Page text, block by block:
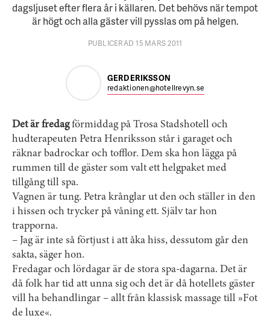
dagsljuset efter flera år i källaren. Det behövs när tempot
är högt och alla gäster vill pysslas om på helgen.
PUBLICERAD 15 MARS 2011
GERD ERIKSSON
redaktionen@hotellrevyn.se
Det är fredagförmiddag på Trosa Stadshotell och
hudterapeuten Petra Henriksson står i garaget och
räknar badrockar och tofflor. Dem ska hon lägga på
rummen till de gäster som valt ett helgpaket med
tillgång till spa.
Vagnen är tung. Petra krånglar ut den och ställer in den
i hissen och trycker på våning ett. Själv tar hon
trapporna.
– Jag är inte så förtjust i att åka hiss, dessutom går den
sakta, säger hon.
Fredagar och lördagar är de stora spa-dagarna. Det är
då folk har tid att unna sig och det är då hotellets gäster
vill ha behandlingar – allt från klassisk massage till »Fot
de luxe«.